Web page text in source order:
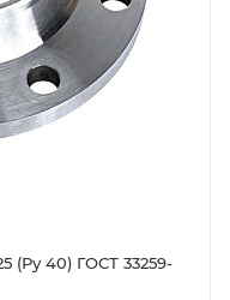
(Ру 40) ГОСТ 33259-